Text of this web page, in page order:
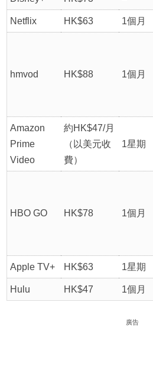
Netflix HK$63 1個月
hmvod HK$88 1個月
Amazon
Prime
Video
約HK$47/月
（以美元收
費）
1星期
HBO GO HK$78 1個月
Apple TV+ HK$63 1星期
Hulu HK$47 1個月
廣告